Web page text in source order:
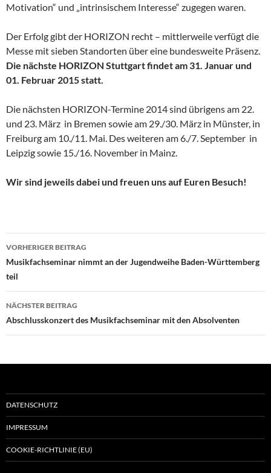
Motivation“ und „intrinsischem Interesse“ zugegen waren.
Der Erfolg gibt der HORIZON recht – mittlerweile verfügt die
Messe mit sieben Standorten über eine bundesweite Präsenz.
Die nächste HORIZON Stuttgart findet am 31. Januar und
01. Februar 2015 statt.
Die nächsten HORIZON-Termine 2014 sind übrigens am 22.
und 23. März in Bremen sowie am 29./30. März in Münster, in
Freiburg am 10./11. Mai. Des weiteren am 6./7. September in
Leipzig sowie 15./16. November in Mainz.
Wir sind jeweils dabei und freuen uns auf Euren Besuch!
Beitragsnavigation
VORHERIGER BEITRAG
Musikfachseminar nimmt an der Jugendweihe Baden-Württemberg
teil
NÄCHSTER BEITRAG
Abschlusskonzert des Musikfachseminar mit den Absolventen
DATENSCHUTZ
IMPRESSUM
COOKIE-RICHTLINIE (EU)